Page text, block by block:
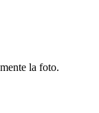
la foto.